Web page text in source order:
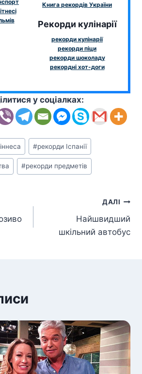
Книга рекордів України
Рекорди кулінарії
рекорди кулінарії
рекорди піци
рекорди шоколаду
рекордні хот-доги
у соціалках:
#рекорди Іспанії
#рекорди предметів
ДАЛІ
Найшвидший
шкільний автобус